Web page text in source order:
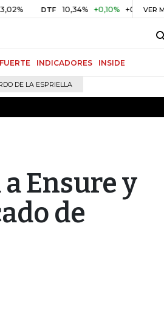
DTF 10,34% +0,10% +0,98% UVR $
VER
INDICADORES INSIDE
DE LA ESPRIELLA
Ensure y
de